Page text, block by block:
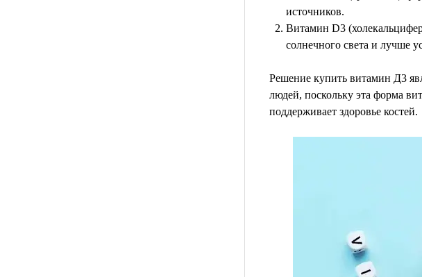
источников.
Витамин D3
солнечного света и лучше
Решение купить витамин Д3
людей, поскольку эта форма
поддерживает здоровье костей.